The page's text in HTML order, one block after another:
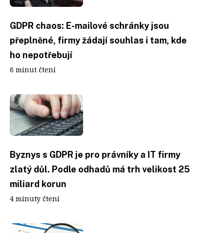
GDPR chaos: E-mailové schránky jsou
přeplněné, firmy žádají souhlas i tam, kde
ho nepotřebují
6 minut čtení
Byznys s GDPR je pro právníky a IT firmy
zlatý důl. Podle odhadů má trh velikost 25
miliard korun
4 minuty čtení